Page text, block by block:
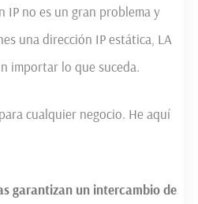
IP no es un gran problema y
una dirección IP estática, LA
importar lo que suceda.
cualquier negocio. He aquí
garantizan un intercambio de